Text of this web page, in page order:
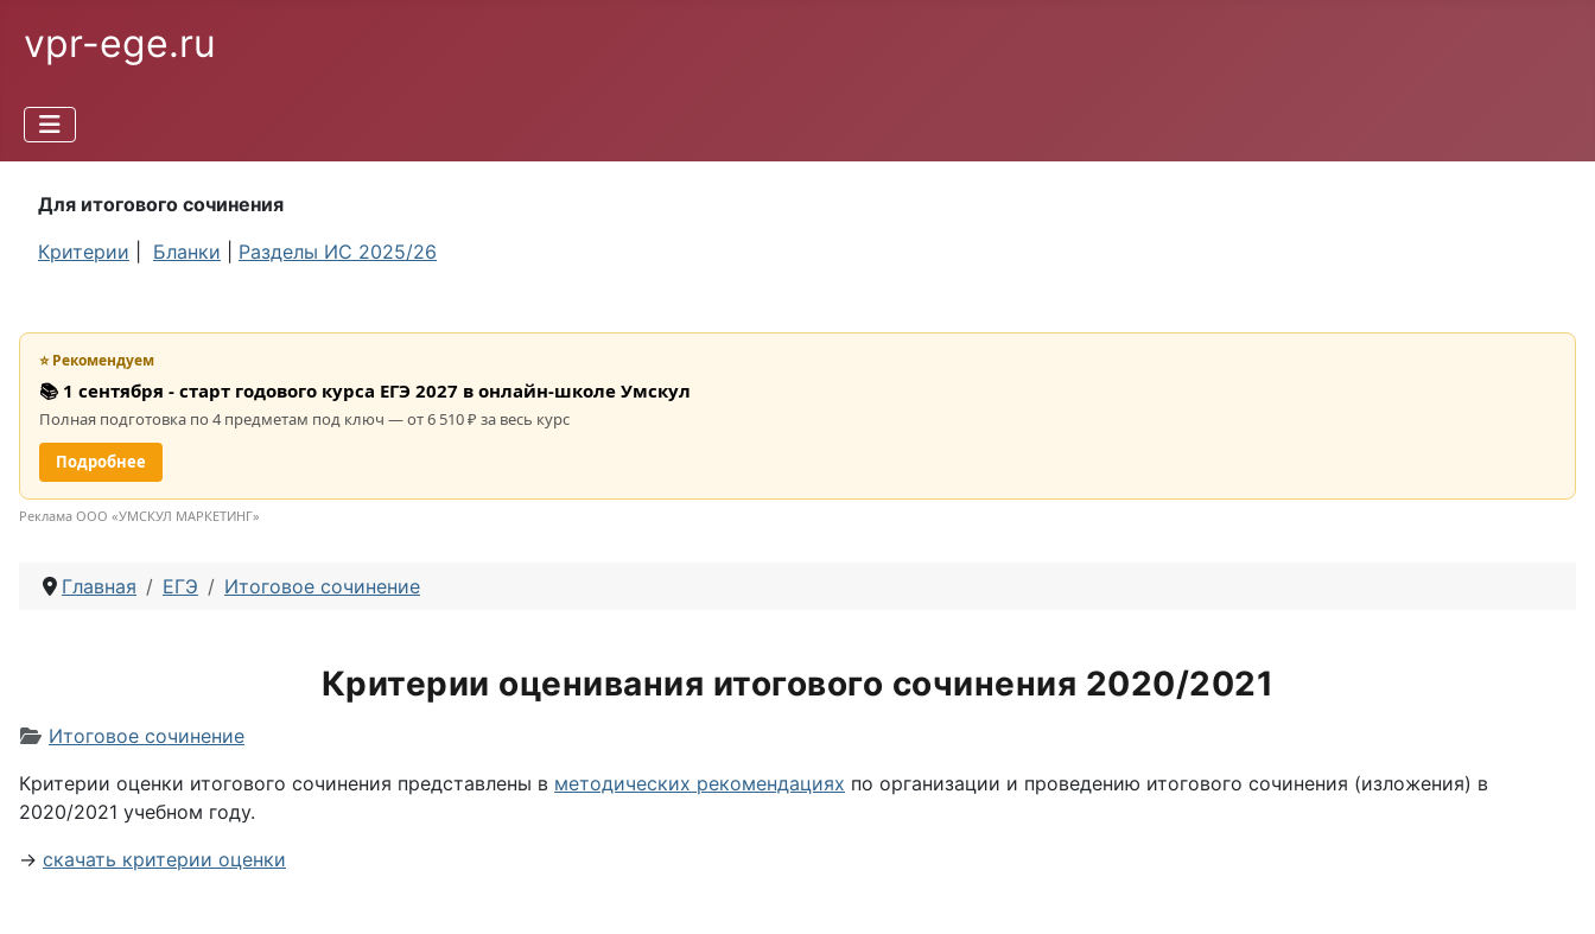
vpr-ege.ru
Для итогового сочинения
Критерии
Бланки Разделы ИС 2025/26
⭐ Рекомендуем
📚 1 сентября - старт годового курса ЕГЭ 2027 в онлайн-школе Умскул
Полная подготовка по 4 предметам под ключ — от 6 510 ₽ за весь курс
Подробнее
Реклама ООО «УМСКУЛ МАРКЕТИНГ»
Главная ЕГЭ Итоговое сочинение
Критерии оценивания итогового сочинения 2020/2021
Информация о материале
Итоговое сочинение
Критерии оценки итогового сочинения представлены в методических рекомендациях по организации и проведению итогового сочинения (изложения) в
2020/2021 учебном году.
→ скачать критерии оценки